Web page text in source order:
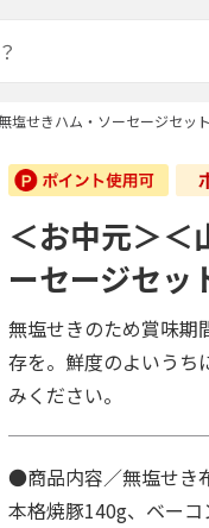
塩せきハム・ソーセージセット
＜お中元＞＜
ーセージセッ
無塩せきのため賞味期
存を。鮮度のよいうち
みください。
●商品内容／無塩せき
本格焼豚140g、ベー